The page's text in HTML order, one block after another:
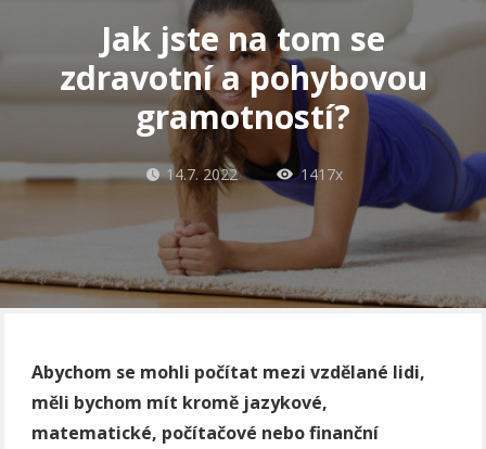
Jak jste na tom se
zdravotní a pohybovou
gramotností?
14.7. 2022 1417x
Abychom se mohli počítat mezi vzdělané lidi,
měli bychom mít kromě jazykové,
matematické, počítačové nebo finanční